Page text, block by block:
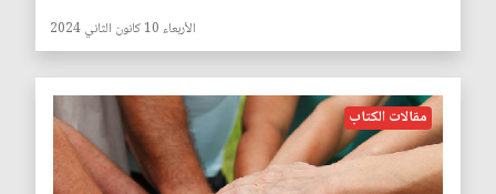
الأربعاء 10 كانون الثاني 2024
مقالات الكتاب